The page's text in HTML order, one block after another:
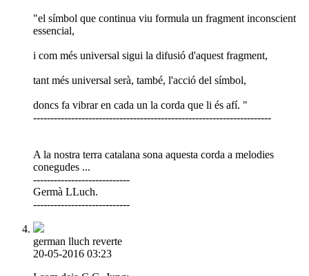
"el símbol que continua viu formula un fragment inconscient
essencial,
i com més universal sigui la difusió d'aquest fragment,
tant més universal serà, també, l'acció del símbol,
doncs fa vibrar en cada un la corda que li és afí. "
---------------------------------------------------------------------
A la nostra terra catalana sona aquesta corda a melodies
conegudes ...
----------------------------
Germà LLuch.
----------------------------
german lluch reverte
20-05-2016 03:23